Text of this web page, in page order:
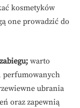
kosmetyków
one prowadzić do
warto
perfumowanych
ubrania
oraz zapewnią